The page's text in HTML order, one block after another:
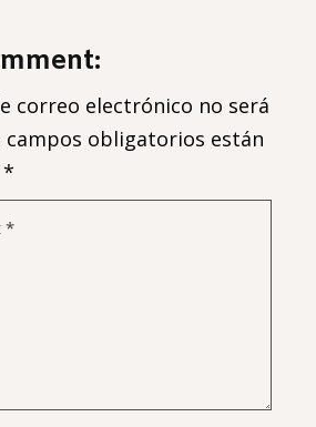
correo electrónico no será
campos obligatorios están
*